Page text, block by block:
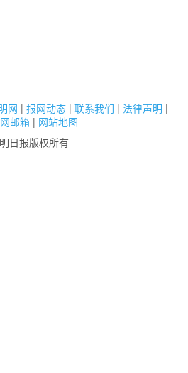
网 | 报网动态 | 联系我们 | 法律声明 |
邮箱 | 网站地图
日报版权所有